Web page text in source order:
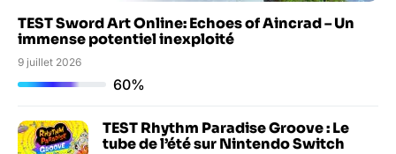
TEST Sword Art Online: Echoes of Aincrad – Un
immense potentiel inexploité
9 juillet 2026
60%
TEST Rhythm Paradise Groove : Le
tube de l’été sur Nintendo Switch